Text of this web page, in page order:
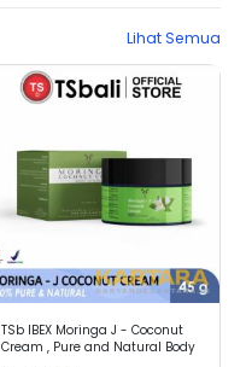
Lihat Semua
TSb IBEX Moringa J - Coconut
Cream , Pure and Natural Body